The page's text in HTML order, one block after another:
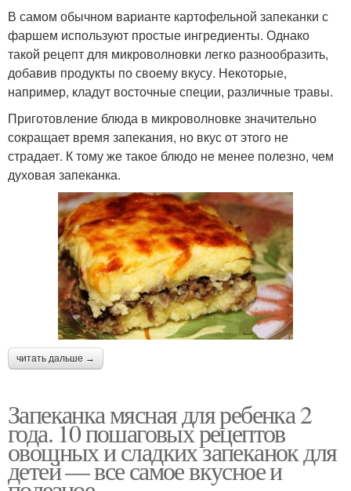
В самом обычном варианте картофельной запеканки с
фаршем используют простые ингредиенты. Однако
такой рецепт для микроволновки легко разнообразить,
добавив продукты по своему вкусу. Некоторые,
например, кладут восточные специи, различные травы.
Приготовление блюда в микроволновке значительно
сокращает время запекания, но вкус от этого не
страдает. К тому же такое блюдо не менее полезно, чем
духовая запеканка.
читать дальше →
Запеканка мясная для ребенка 2
года. 10 пошаговых рецептов
овощных и сладких запеканок для
детей — все самое вкусное и